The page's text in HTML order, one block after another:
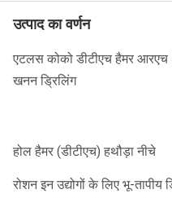
उत्पाद का वर्णन
एटलस कोको डीटीएच हैमर
खनन ड्रिलिंग
होल हैमर (डीटीएच) हथौड़ा नीचे
रोशन इन उद्योगों के लिए भू-